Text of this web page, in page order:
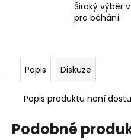
Široký výběr
pro běhání.
Popis Diskuze
Popis produktu není
Podobné